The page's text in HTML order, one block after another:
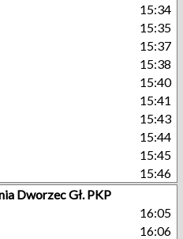
15:34
15:35
15:37
15:38
15:40
15:41
15:43
15:44
15:45
15:46
Dworzec Gł. PKP
16:05
16:06